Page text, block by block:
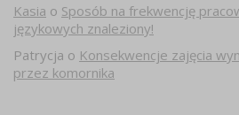
Kasia o Sposób na frekwencję
językowych znaleziony!
Patrycja o Konsekwencje zajęcia
przez komornika